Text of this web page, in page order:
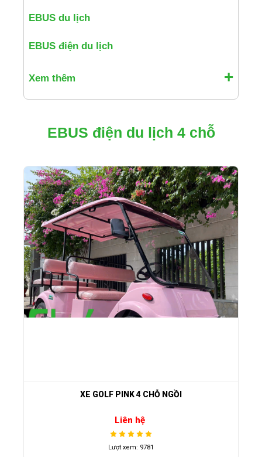
EBUS du lịch
EBUS điện du lịch
Xem thêm
EBUS điện du lịch 4 chỗ
XE GOLF PINK 4 CHỖ NGỒI
Liên hệ
Lượt xem: 9781